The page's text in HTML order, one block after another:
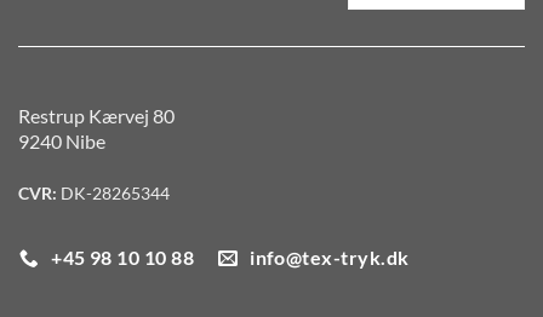
Restrup Kærvej 80
9240 Nibe
CVR: DK-28265344
+45 98 10 10 88 info@tex-tryk.dk